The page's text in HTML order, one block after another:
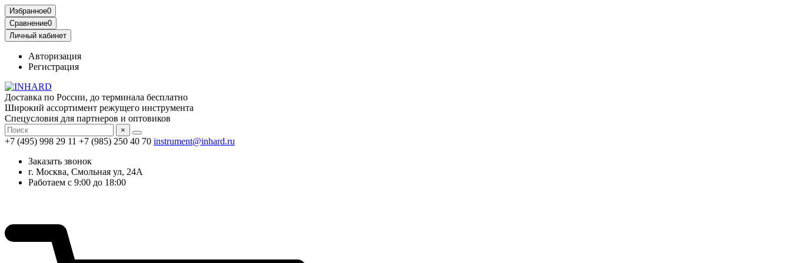
Избранное0
Сравнение0
Личный кабинет
Авторизация
Регистрация
Доставка по России, до терминала бесплатно
Широкий ассортимент режущего инструмента
Спецусловия для партнеров и оптовиков
×
+7 (495) 998 29 11 +7 (985) 250 40 70 instrument@inhard.ru
Заказать звонок
г. Москва, Смольная ул, 24А
Работаем с 9:00 до 18:00